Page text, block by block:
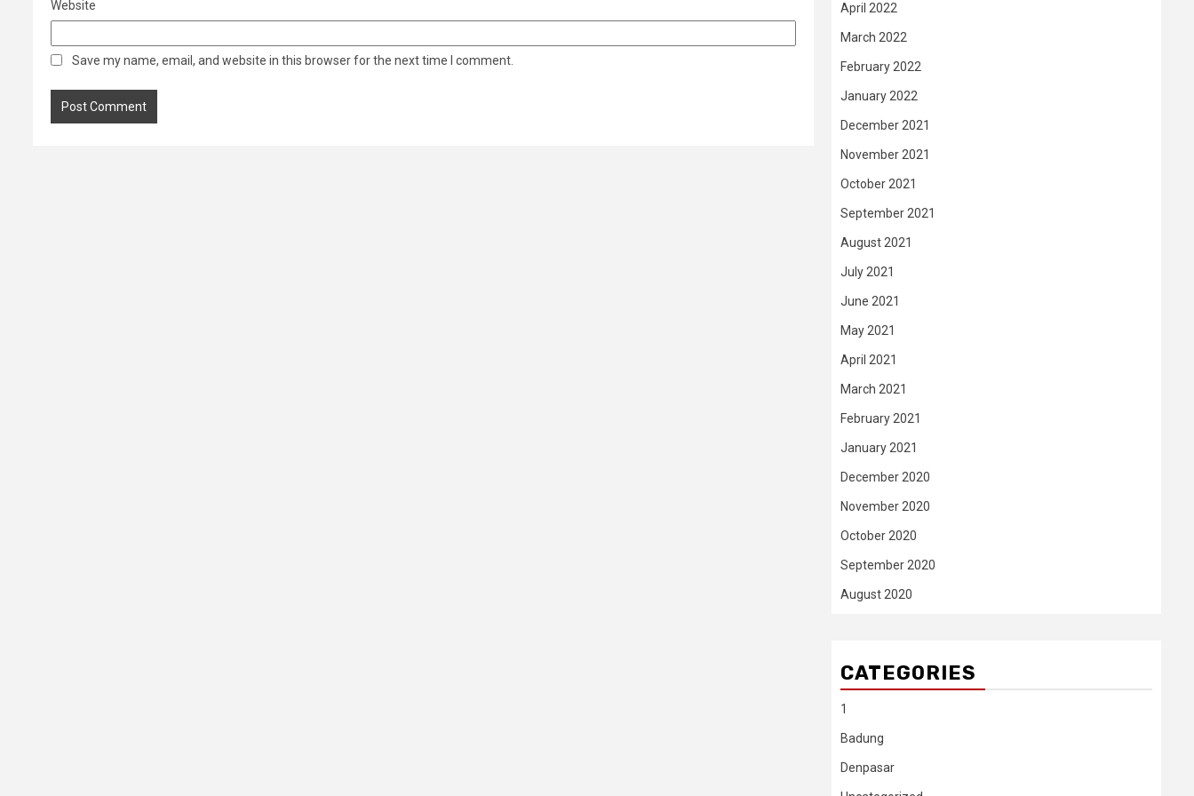
Website
Save my name, email, and website in this browser for the next time I comment.
April 2022
March 2022
February 2022
January 2022
December 2021
November 2021
October 2021
September 2021
August 2021
July 2021
June 2021
May 2021
April 2021
March 2021
February 2021
January 2021
December 2020
November 2020
October 2020
September 2020
August 2020
CATEGORIES
1
Badung
Denpasar